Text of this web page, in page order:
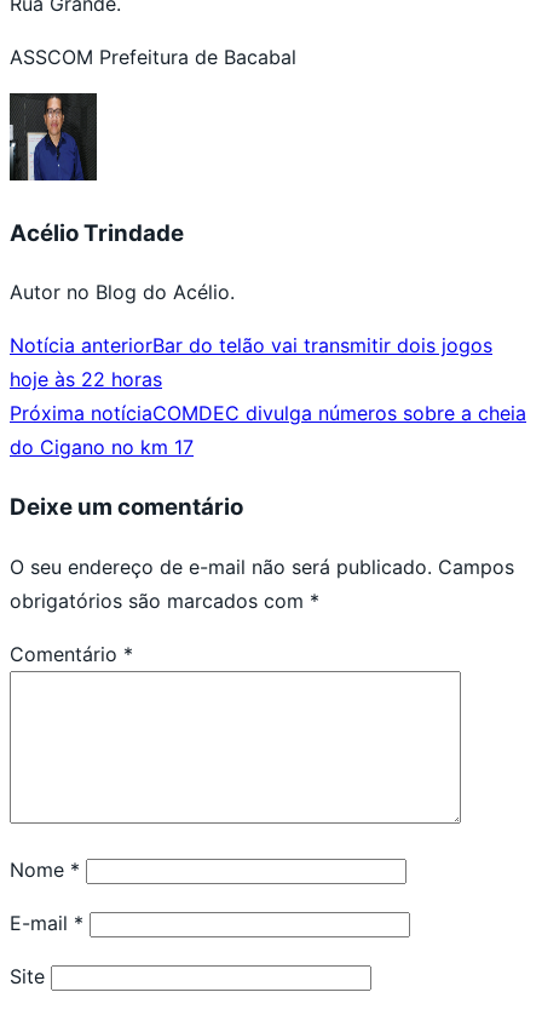
ASSCOM Prefeitura de Bacabal
Acélio Trindade
Autor no Blog do Acélio.
Notícia anteriorBar do telão vai transmitir dois jogos
hoje às 22 horas
Próxima notíciaCOMDEC divulga números sobre a cheia
do Cigano no km 17
Deixe um comentário
O seu endereço de e-mail não será publicado. Campos
obrigatórios são marcados com *
Comentário *
Nome *
E-mail *
Site